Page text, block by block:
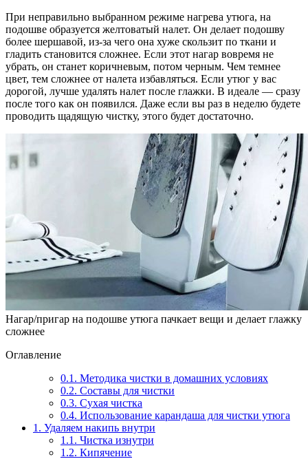
При неправильно выбранном режиме нагрева утюга, на
подошве образуется желтоватый налет. Он делает подошву
более шершавой, из-за чего она хуже скользит по ткани и
гладить становится сложнее. Если этот нагар вовремя не
убрать, он станет коричневым, потом черным. Чем темнее
цвет, тем сложнее от налета избавляться. Если утюг у вас
дорогой, лучше удалять налет после глажки. В идеале — сразу
после того как он появился. Даже если вы раз в неделю будете
проводить щадящую чистку, этого будет достаточно.
Нагар/пригар на подошве утюга пачкает вещи и делает глажку
сложнее
Оглавление
0.1. Методика чистки в домашних условиях
0.2. Составы для чистки
0.3. Сухая чистка
0.4. Использование карандаша для чистки утюга
1. Удаляем накипь внутри
1.1. Чистка изнутри
1.2. Кипячение